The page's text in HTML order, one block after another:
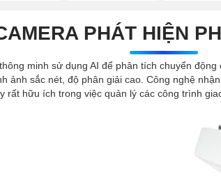
PHÁT HIỆN
minh sử dụng AI để phân tích chuyển
ảnh sắc nét, độ phân giải cao. Công nghệ
hữu ích trong việc quản lý các công trình